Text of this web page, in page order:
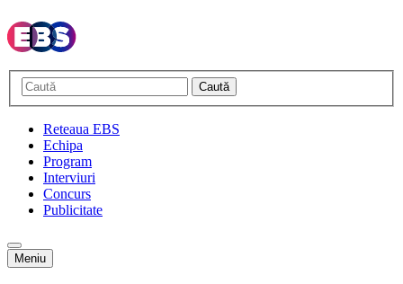
Caută
Reteaua EBS
Echipa
Program
Interviuri
Concurs
Publicitate
Meniu